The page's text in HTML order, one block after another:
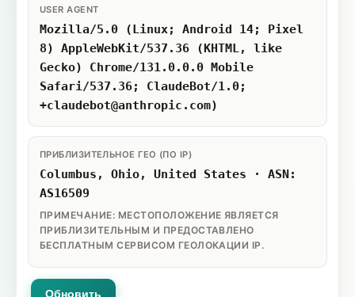
USER AGENT
Mozilla/5.0 (Linux; Android 14; Pixel
8) AppleWebKit/537.36 (KHTML, like
Gecko) Chrome/131.0.0.0 Mobile
Safari/537.36; ClaudeBot/1.0;
+claudebot@anthropic.com)
ПРИБЛИЗИТЕЛЬНОЕ ГЕО (ПО IP)
Columbus, Ohio, United States · ASN:
AS16509
ПРИМЕЧАНИЕ: МЕСТОПОЛОЖЕНИЕ ЯВЛЯЕТСЯ
ПРИБЛИЗИТЕЛЬНЫМ И ПРЕДОСТАВЛЕНО
БЕСПЛАТНЫМ СЕРВИСОМ ГЕОЛОКАЦИИ IP.
Обновить